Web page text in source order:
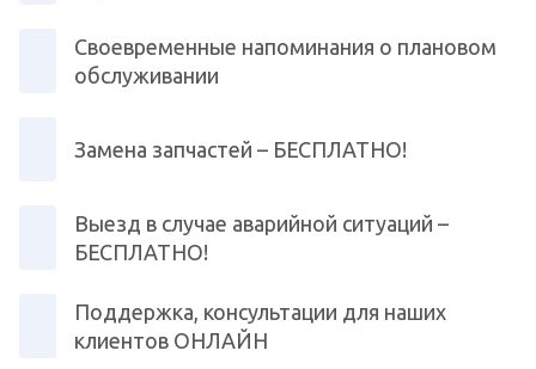
Своевременные напоминания о плановом
обслуживании
Замена запчастей – БЕСПЛАТНО!
Выезд в случае аварийной ситуаций –
БЕСПЛАТНО!
Поддержка, консультации для наших
клиентов ОНЛАЙН